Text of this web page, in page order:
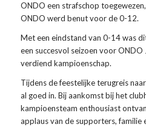
ONDO een strafschop
ONDO werd benut voor de 0-12.
Met een eindstand van 0-14 was
een succesvol seizoen voor
verdiend kampioenschap.
Tijdens de feestelijke terugreis
al goed in. Bij aankomst bij het
kampioensteam enthousiast
applaus van de supporters, familie